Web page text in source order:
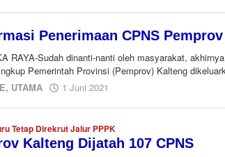
kaltengonline.com
Penerimaan CPNS
RAYA-Sudah dinanti-nanti oleh masyarakat,
Pemerintah Provinsi (Pemprov) Kalteng
, UTAMA 1 Juni 2021
kaltengonline.com
Tetap Direkrut Jalur PPPK
Kalteng Dijatah 107 CPNS